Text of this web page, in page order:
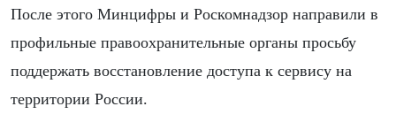
После этого Минцифры и Роскомнадзор направили в
профильные правоохранительные органы просьбу
поддержать восстановление доступа к сервису на
территории России.